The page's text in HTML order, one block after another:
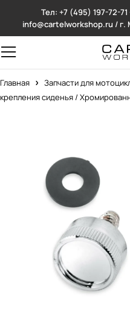
Тел: +7 (495) 197-72-71
info@cartelworkshop.ru / г.
Главная Запчасти для
крепления сиденья /